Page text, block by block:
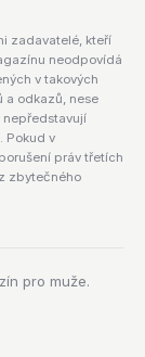
zadavatelé, kteří
neodpovídá
v takových
a odkazů, nese
nepředstavují
Pokud v
práv třetích
zbytečného
pro muže.